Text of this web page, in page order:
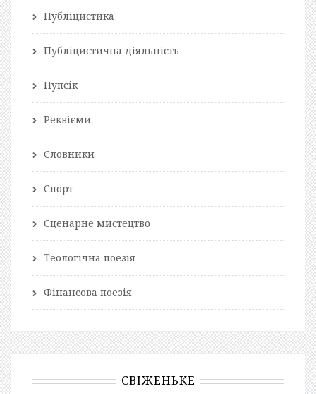
Публіцистика
Публіцистична діяльність
Пупсік
Реквієми
Словники
Спорт
Сценарне мистецтво
Теологічна поезія
Фінансова поезія
СВІЖЕНЬКЕ